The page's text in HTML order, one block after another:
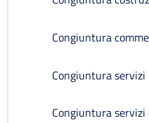
Congiuntura
Congiuntura
Congiuntura